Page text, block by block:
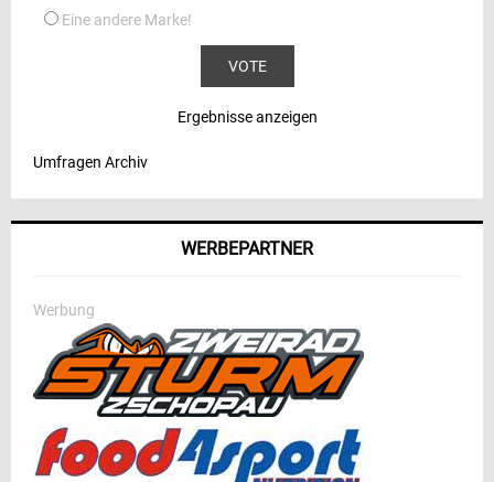
Eine andere Marke!
Ergebnisse anzeigen
Umfragen Archiv
WERBEPARTNER
Werbung